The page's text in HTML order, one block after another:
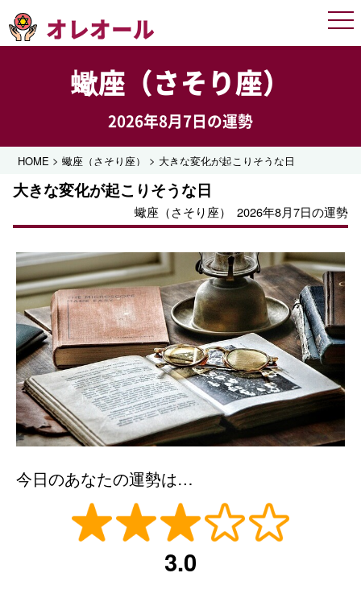
オレオール
蠍座（さそり座）
2026年8月7日の運勢
HOME >蠍座（さそり座） > 大きな変化が起こりそうな日
大きな変化が起こりそうな日
蠍座（さそり座） 2026年8月7日の運勢
今日のあなたの運勢は…
3.0